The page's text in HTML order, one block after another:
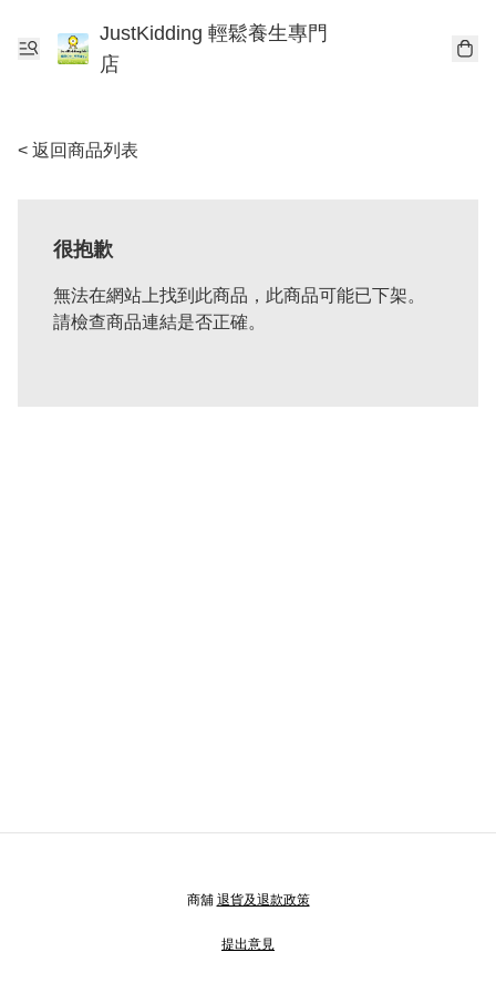
JustKidding 輕鬆養生專門
店
< 返回商品列表
很抱歉
無法在網站上找到此商品，此商品可能已下架。
請檢查商品連結是否正確。
商舖 退貨及退款政策
提出意見